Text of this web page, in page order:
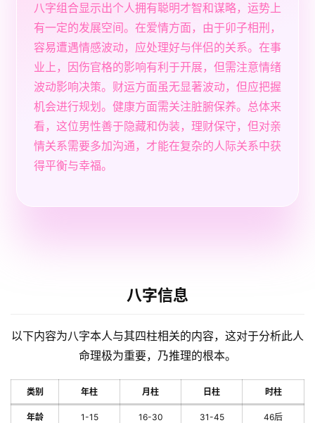
八字组合显示出个人拥有聪明才智和谋略，运势上
有一定的发展空间。在爱情方面，由于卯子相刑，
容易遭遇情感波动，应处理好与伴侣的关系。在事
业上，因伤官格的影响有利于开展，但需注意情绪
波动影响决策。财运方面虽无显著波动，但应把握
机会进行规划。健康方面需关注脏腑保养。总体来
看，这位男性善于隐藏和伪装，理财保守，但对亲
情关系需要多加沟通，才能在复杂的人际关系中获
得平衡与幸福。
八字信息
以下内容为八字本人与其四柱相关的内容，这对于分析此人
命理极为重要，乃推理的根本。
类别 年柱 月柱 日柱 时柱
年龄 1-15 16-30 31-45 46后